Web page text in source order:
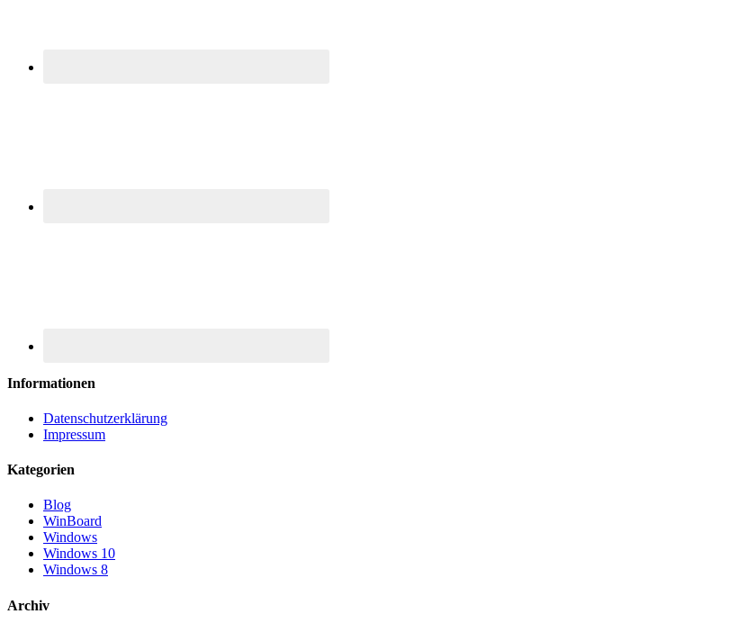
Informationen
Datenschutzerklärung
Impressum
Kategorien
Blog
WinBoard
Windows
Windows 10
Windows 8
Archiv